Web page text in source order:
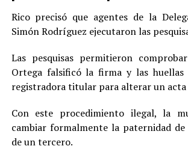
Rico precisó que agentes de la
Simón Rodríguez ejecutaron las
Las pesquisas permitieron
Ortega falsificó la firma y las huellas
registradora titular para alterar un acta
Con este procedimiento ilegal, la
cambiar formalmente la paternidad
de un tercero.